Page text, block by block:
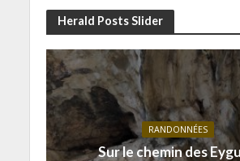
Herald Posts Slider
RANDONNÉES
Sur le chemin des